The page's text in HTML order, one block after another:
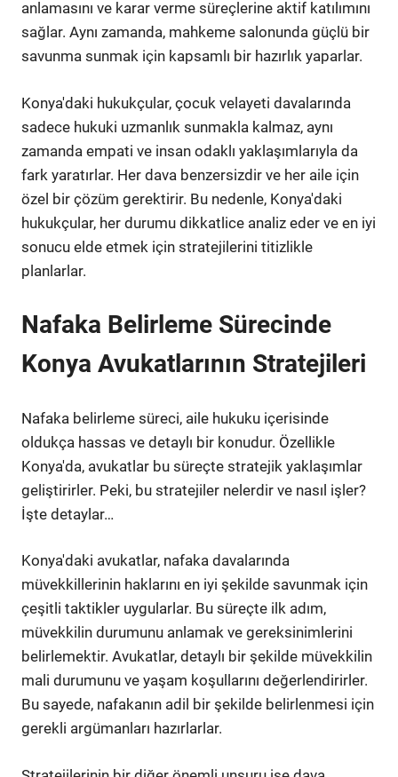
anlamasını ve karar verme süreçlerine aktif katılımını
sağlar. Aynı zamanda, mahkeme salonunda güçlü bir
savunma sunmak için kapsamlı bir hazırlık yaparlar.
Konya'daki hukukçular, çocuk velayeti davalarında
sadece hukuki uzmanlık sunmakla kalmaz, aynı
zamanda empati ve insan odaklı yaklaşımlarıyla da
fark yaratırlar. Her dava benzersizdir ve her aile için
özel bir çözüm gerektirir. Bu nedenle, Konya'daki
hukukçular, her durumu dikkatlice analiz eder ve en iyi
sonucu elde etmek için stratejilerini titizlikle
planlarlar.
Nafaka Belirleme Sürecinde
Konya Avukatlarının Stratejileri
Nafaka belirleme süreci, aile hukuku içerisinde
oldukça hassas ve detaylı bir konudur. Özellikle
Konya'da, avukatlar bu süreçte stratejik yaklaşımlar
geliştirirler. Peki, bu stratejiler nelerdir ve nasıl işler?
İşte detaylar…
Konya'daki avukatlar, nafaka davalarında
müvekkillerinin haklarını en iyi şekilde savunmak için
çeşitli taktikler uygularlar. Bu süreçte ilk adım,
müvekkilin durumunu anlamak ve gereksinimlerini
belirlemektir. Avukatlar, detaylı bir şekilde müvekkilin
mali durumunu ve yaşam koşullarını değerlendirirler.
Bu sayede, nafakanın adil bir şekilde belirlenmesi için
gerekli argümanları hazırlarlar.